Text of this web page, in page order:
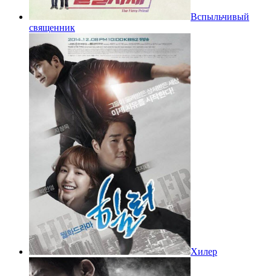
Вспыльчивый
священник
Хилер